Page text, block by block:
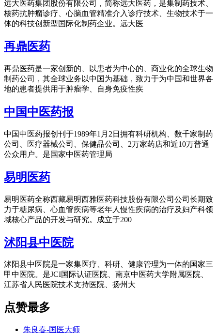
远大医药集团股份有限公司，简称远大医药，是集制药技术、
核药抗肿瘤诊疗、心脑血管精准介入诊疗技术、生物技术于一
体的科技创新型国际化制药企业。远大医
再鼎医药
再鼎医药是一家创新的、以患者为中心的、商业化的全球生物
制药公司，其全球业务以中国为基础，致力于为中国和世界各
地的患者提供用于肿瘤学、自身免疫性疾
中国中医药报
中国中医药报创刊于1989年1月2日拥有科研机构、数千家制药
公司、医疗器械公司、保健品公司、2万家药店和近10万普通
公众用户。是国家中医药管理局
易明医药
易明医药全称西藏易明西雅医药科技股份有限公司公司长期致
力于糖尿病、心血管疾病等老年人慢性疾病的治疗及妇产科领
域核心产品的开发与研究。成立于200
沭阳县中医院
沭阳县中医院是一家集医疗、科研、健康管理为一体的国家三
甲中医院。是JCI国际认证医院、南京中医药大学附属医院、
江苏省人民医院技术支持医院、扬州大
点赞最多
朱良春-国医大师